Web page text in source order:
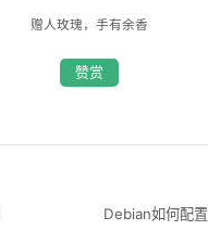
赠人玫瑰，手有余香
赞赏